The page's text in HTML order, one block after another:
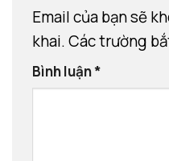
Email của bạn sẽ
khai.Các trường
Bình luận*